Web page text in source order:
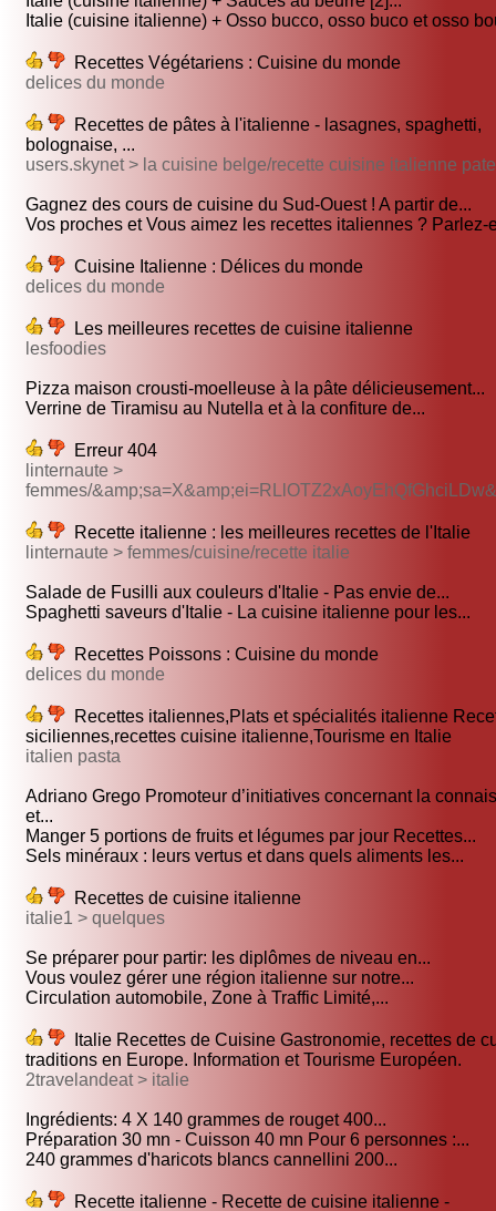
Italie (cuisine italienne) + Osso bucco, osso buco et osso
Recettes Végétariens : Cuisine du monde
delices du monde
Recettes de pâtes à l'italienne - lasagnes, spaghetti,
bolognaise, ...
users.skynet > la cuisine belge/recette cuisine italienne
Gagnez des cours de cuisine du Sud-Ouest ! A partir de...
Vos proches et Vous aimez les recettes italiennes ? Parlez-
Cuisine Italienne : Délices du monde
delices du monde
Les meilleures recettes de cuisine italienne
lesfoodies
Pizza maison crousti-moelleuse à la pâte délicieusement...
Verrine de Tiramisu au Nutella et à la confiture de...
Erreur 404
linternaute >
femmes/
Recette italienne : les meilleures recettes de l'Italie
linternaute > femmes/cuisine/recette italie
Salade de Fusilli aux couleurs d'Italie - Pas envie de...
Spaghetti saveurs d'Italie - La cuisine italienne pour les...
Recettes Poissons : Cuisine du monde
delices du monde
Recettes italiennes,Plats et spécialités italienne
siciliennes,recettes cuisine italienne,Tourisme en Italie
italien pasta
Adriano Grego Promoteur d’initiatives concernant la
et...
Manger 5 portions de fruits et légumes par jour Recettes...
Sels minéraux : leurs vertus et dans quels aliments les...
Recettes de cuisine italienne
italie1 > quelques
Se préparer pour partir: les diplômes de niveau en...
Vous voulez gérer une région italienne sur notre...
Circulation automobile, Zone à Traffic Limité,...
Italie Recettes de Cuisine Gastronomie, recettes de
traditions en Europe. Information et Tourisme Européen.
2travelandeat > italie
Ingrédients: 4 X 140 grammes de rouget 400...
Préparation 30 mn - Cuisson 40 mn Pour 6 personnes :...
240 grammes d'haricots blancs cannellini 200...
Recette italienne - Recette de cuisine italienne -